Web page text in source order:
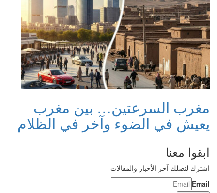
مغرب السرعتين… بين مغرب
يعيش في الضوء وآخر في الظلام
ابقوا معنا
اشترك لتصلك آخر الأخبار والمقالات
Email